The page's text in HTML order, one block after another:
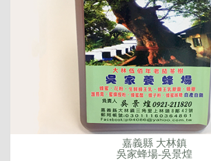
嘉義縣 大林鎮
吳家蜂場-吳景煌